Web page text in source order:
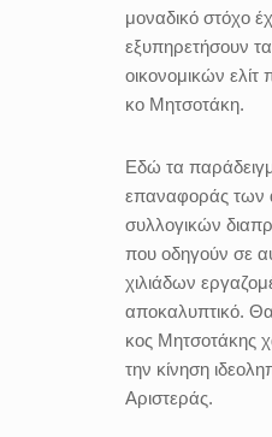
μοναδικό στόχο
εξυπηρετήσουν
οικονομικών ελίτ
κο Μητσοτάκη.
Εδώ τα
επαναφοράς των
συλλογικών
που οδηγούν σε
χιλιάδων
αποκαλυπτικό.
κος Μητσοτάκης
την κίνηση
Αριστεράς.